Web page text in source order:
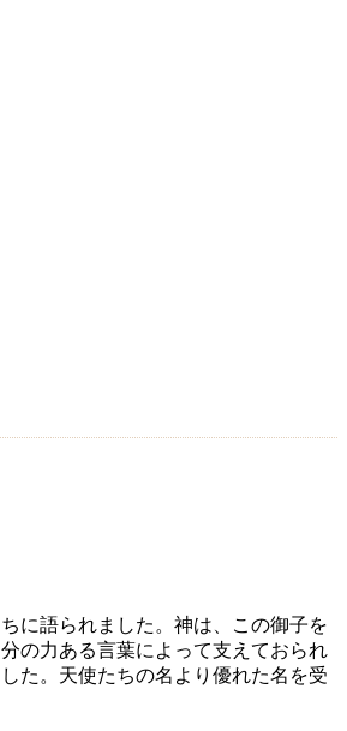
に語られました。神は、この御子を
の力ある言葉によって支えておられ
た。天使たちの名より優れた名を受